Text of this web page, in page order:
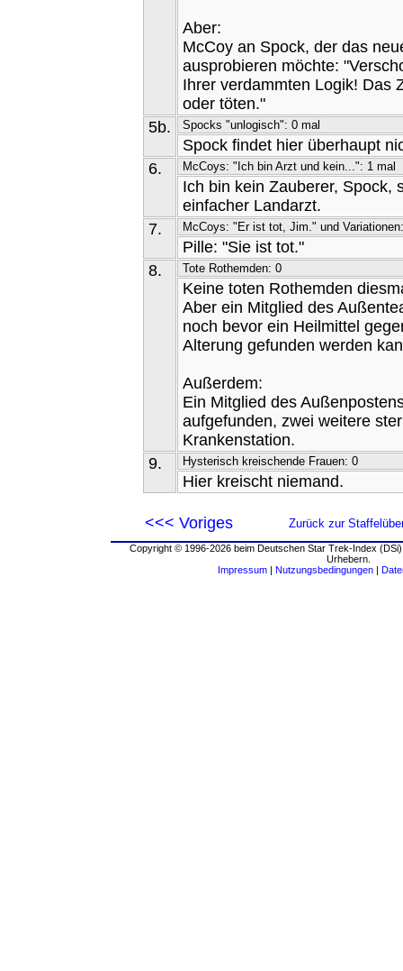
Aber:
McCoy an Spock, der das
ausprobieren möchte:
Ihrer verdammten Logik! Das
oder töten."
5b.
Spocks "unlogisch": 0 mal
Spock findet hier überhaupt
6.
McCoys: "Ich bin Arzt und kein...": 1 mal
Ich bin kein Zauberer, Spock,
einfacher Landarzt.
7.
McCoys: "Er ist tot, Jim." und
Pille: "Sie ist tot."
8.
Tote Rothemden: 0
Keine toten Rothemden
Aber ein Mitglied des
noch bevor ein Heilmittel
Alterung gefunden werden
Außerdem:
Ein Mitglied des
aufgefunden, zwei weitere
Krankenstation.
9.
Hysterisch kreischende Frauen: 0
Hier kreischt niemand.
<<< Voriges Zurück zur
Copyright © 1996-2026 beim Deutschen Star Trek-Index
Urhebern.
Impressum | Nutzungsbedingungen |